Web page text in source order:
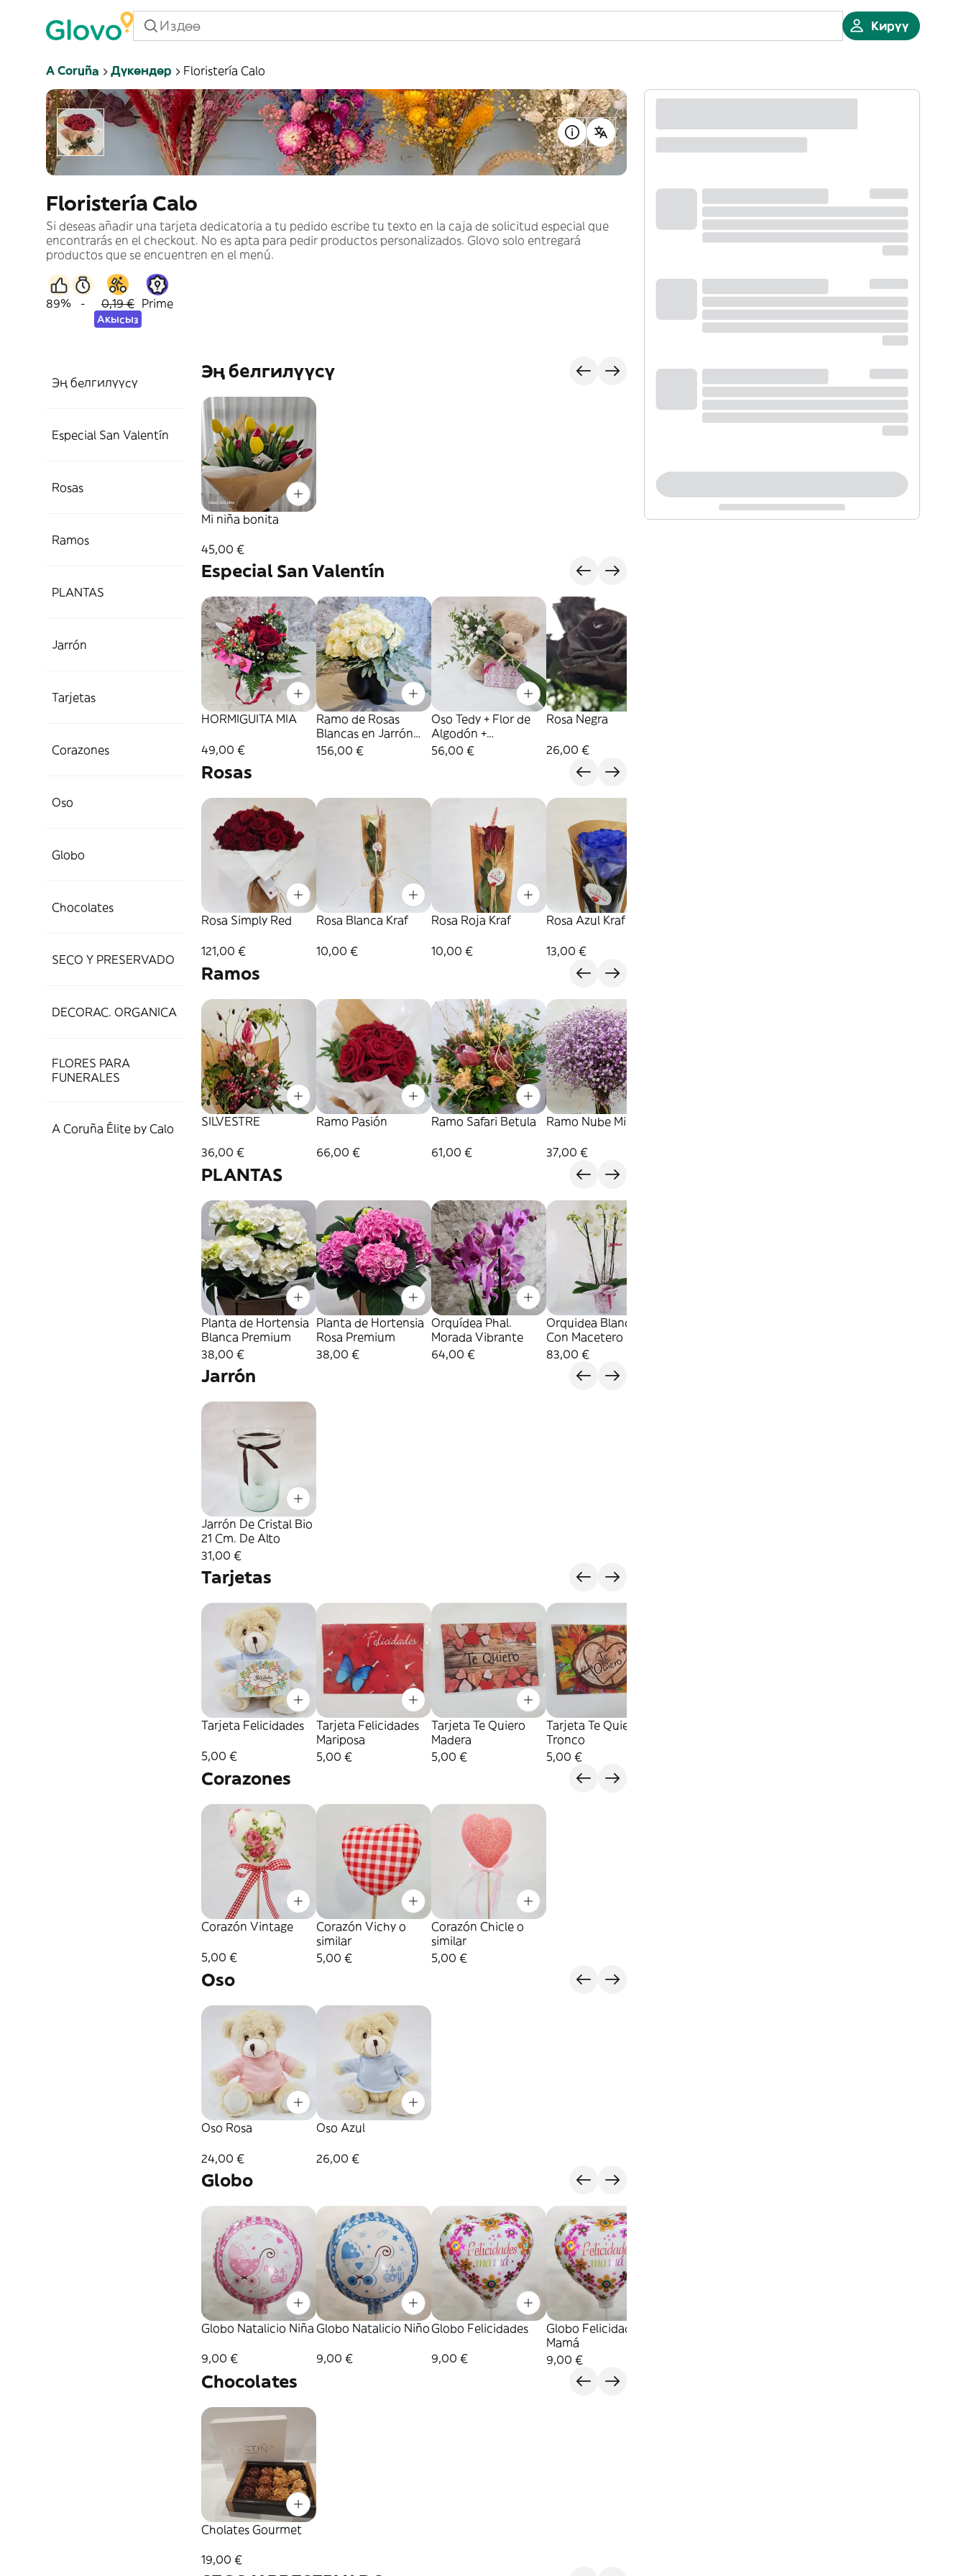
Кирүү
A Coruña Дүкөндөр Floristería Calo
Floristería Calo
Si deseas añadir una tarjeta dedicatoria a tu pedido escribe tu texto en la caja de solicitud especial que
encontrarás en el checkout. No es apta para pedir productos personalizados. Glovo solo entregará
productos que se encuentren en el menú.
89% - 0,19 €
Акысыз
Prime
Эң белгилүүсү
Especial San Valentín
Rosas
Ramos
PLANTAS
Jarrón
Tarjetas
Corazones
Oso
Globo
Chocolates
SECO Y PRESERVADO
DECORAC. ORGANICA
FLORES PARA
FUNERALES
A Coruña Élite by Calo
Эң белгилүүсү
Mi niña bonita
45,00 €
Especial San Valentín
HORMIGUITA MIA
49,00 €
Ramo de Rosas
Blancas en Jarrón
Escultórico
156,00 €
Oso Tedy + Flor de
Algodón +
Bombones
56,00 €
Rosa Negra
26,00 €
Rosas
Rosa Simply Red
121,00 €
Rosa Blanca Kraf
10,00 €
Rosa Roja Kraf
10,00 €
Rosa Azul Kraf
13,00 €
Ramos
SILVESTRE
36,00 €
Ramo Pasión
66,00 €
Ramo Safari Betula
61,00 €
Ramo Nube Milka
37,00 €
PLANTAS
Planta de Hortensia
Blanca Premium
38,00 €
Planta de Hortensia
Rosa Premium
38,00 €
Orquídea Phal.
Morada Vibrante
64,00 €
Orquidea Blanca
Con Macetero
83,00 €
Jarrón
Jarrón De Cristal Bio
21 Cm. De Alto
31,00 €
Tarjetas
Tarjeta Felicidades
5,00 €
Tarjeta Felicidades
Mariposa
5,00 €
Tarjeta Te Quiero
Madera
5,00 €
Tarjeta Te Quiero
Tronco
5,00 €
Corazones
Corazón Vintage
5,00 €
Corazón Vichy o
similar
5,00 €
Corazón Chicle o
similar
5,00 €
Oso
Oso Rosa
24,00 €
Oso Azul
26,00 €
Globo
Globo Natalicio Niña
9,00 €
Globo Natalicio Niño
9,00 €
Globo Felicidades
9,00 €
Globo Felicidades
Mamá
9,00 €
Chocolates
Cholates Gourmet
19,00 €